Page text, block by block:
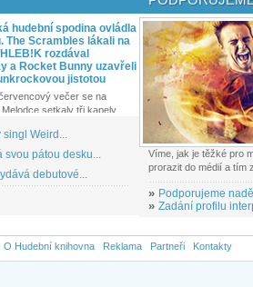
hudební spodina ovládla
The Scrambles lákali na
rozdával
a Rocket Bunny uzavřeli
jistotou
večer se na
setkaly tři kapely...
singl Weird...
svou pátou desku...
debutové...
Víme, jak je těžké pro
prorazit do médií a tím
» Podporujeme
» Zadání profilu
O Hudební knihovna Reklama Partneři Kontakty